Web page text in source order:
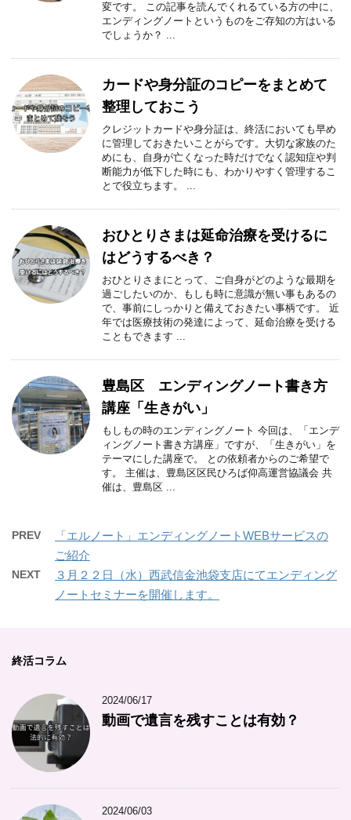
変です。 この記事を読んでくれるている方の中に、
エンディングノートというものをご存知の方はいる
でしょうか？ ...
カードや身分証のコピーをまとめて
整理しておこう
クレジットカードや身分証は、終活においても早め
に管理しておきたいことがらです。大切な家族のた
めにも、自身が亡くなった時だけでなく認知症や判
断能力が低下した時にも、わかりやすく管理するこ
とで役立ちます。 ...
おひとりさまは延命治療を受けるに
はどうするべき？
おひとりさまにとって、ご自身がどのような最期を
過ごしたいのか、もしも時に意識が無い事もあるの
で、事前にしっかりと備えておきたい事柄です。 近
年では医療技術の発達によって、延命治療を受ける
こともできます ...
豊島区 エンディングノート書き方
講座「生きがい」
もしもの時のエンディングノート 今回は、「エンデ
ィングノート書き方講座」ですが、「生きがい」を
テーマにした講座で。 との依頼者からのご希望で
す。 主催は、豊島区区民ひろば仰高運営協議会 共
催は、豊島区 ...
PREV
「エルノート」エンディングノートWEBサービスの
ご紹介
NEXT
３月２２日（水）西武信金池袋支店にてエンディング
ノートセミナーを開催します。
終活コラム
2024/06/17
動画で遺言を残すことは有効？
2024/06/03